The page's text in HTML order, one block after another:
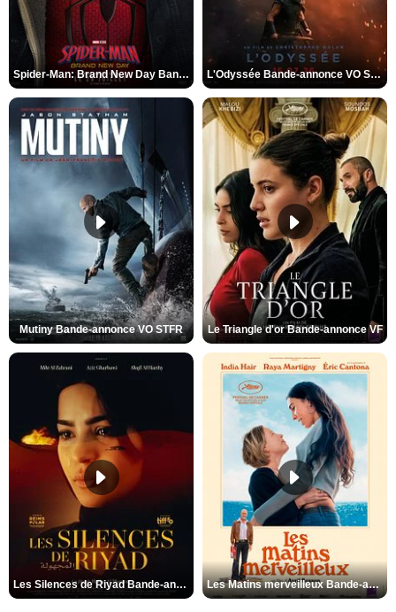
Spider-Man: Brand New Day Bande-annonce VO STFR L'Odyssée Bande-annonce VO STFR
Mutiny Bande-annonce VO STFR Le Triangle d'or Bande-annonce VF
Les Silences de Riyad Bande-annonce VO STFR Les Matins merveilleux Bande-annonce VF